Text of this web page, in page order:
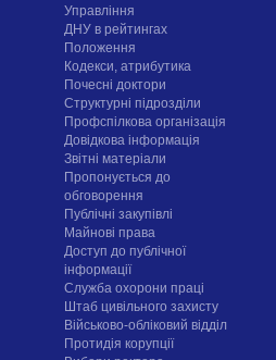
Управління
ДНУ в рейтингах
Положення
Кодекси, атрибутика
Почесні доктори
Структурні підрозділи
Профспілкова організація
Довідкова інформація
Звітні матеріали
Пропонується до
обговорення
Публічні закупівлі
Майнові права
Доступ до публічної
інформації
Служба охорони праці
Штаб цивільного захисту
Військово-обліковий відділ
Протидія корупції